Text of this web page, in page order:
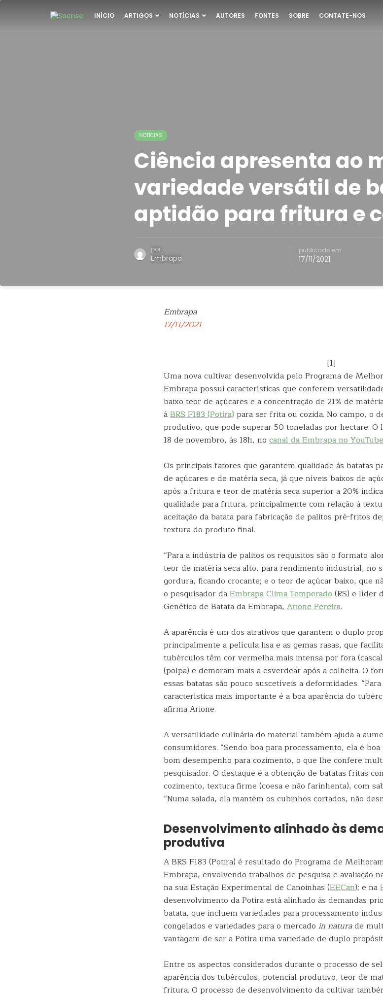
INÍCIO ARTIGOS NOTÍCIAS AUTORES FONTES SOBRE CONTATE-NOS
NOTÍCIAS
Ciência apresenta ao
variedade versátil de
aptidão para fritura e
por
Embrapa
publicado em
17/11/2021
Embrapa
17/11/2021
[1]
Uma nova cultivar desenvolvida pelo Programa de
Embrapa possui características que conferem
baixo teor de açúcares e a concentração de 21% de
àBRS F183 (Potira)para ser frita ou cozida. No campo, o
produtivo, que pode superar 50 toneladas por hectare. O
18 de novembro, às 18h, no canal da Embrapa no YouTube
Os principais fatores que garantem qualidade às batatas
de açúcares e de matéria seca, já que níveis baixos de
após a fritura e teor de matéria seca superior a 20%
qualidade para fritura, principalmente com relação à
aceitação da batata para fabricação de palitos pré-fritos
textura do produto final.
“Para a indústria de palitos os requisitos são o formato
teor de matéria seca alto, para rendimento industrial, no
gordura, ficando crocante; e o teor de açúcar baixo, que
o pesquisador daEmbrapa Clima Temperado(RS) e líder
Genético de Batata da Embrapa, Arione Pereira.
A aparência é um dos atrativos que garantem o duplo
principalmente a película lisa e as gemas rasas, que
tubérculos têm cor vermelha mais intensa por fora
(polpa) e demoram mais a esverdear após a colheita. O
essas batatas são pouco suscetíveis a deformidades.
característica mais importante é a boa aparência do
afirma Arione.
A versatilidade culinária do material também ajuda a
consumidores. “Sendo boa para processamento, ela é
bom desempenho para cozimento, o que lhe confere
pesquisador. O destaque é a obtenção de batatas fritas
cozimento, textura firme (coesa e não farinhenta), com
“Numa salada, ela mantém os cubinhos cortados, não
Desenvolvimento alinhado às
produtiva
A BRS F183 (Potira) é resultado do Programa de
Embrapa, envolvendo trabalhos de pesquisa e avaliação
na sua Estação Experimental de Canoinhas (EECan); e na
desenvolvimento da Potira está alinhado às demandas
batata, que incluem variedades para processamento
congelados e variedades para o mercado in naturade
vantagem de ser a Potira uma variedade de duplo
Entre os aspectos considerados durante o processo de
aparência dos tubérculos, potencial produtivo, teor de
fritura. O processo de desenvolvimento da cultivar